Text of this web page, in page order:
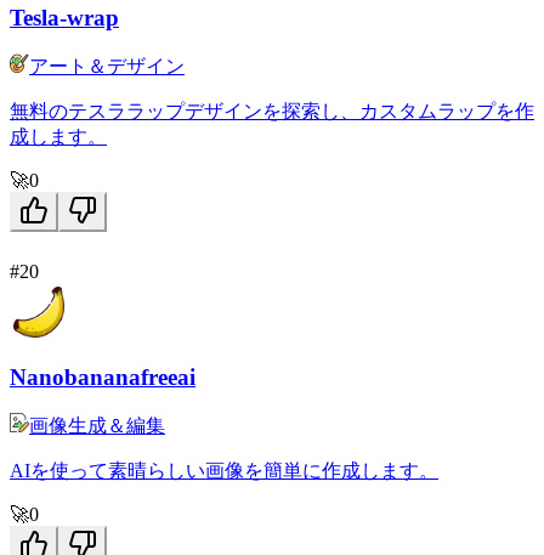
Tesla-wrap
アート＆デザイン
無料のテスララップデザインを探索し、カスタムラップを作
成します。
🚀0
#20
Nanobananafreeai
画像生成＆編集
AIを使って素晴らしい画像を簡単に作成します。
🚀0